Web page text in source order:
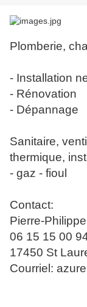
Plomberie,
- Installation
- Rénovation
- Dépannage
Sanitaire,
thermique,
- gaz - fioul
Contact:
Pierre-
06 15 15 00
17450 St
Courriel: